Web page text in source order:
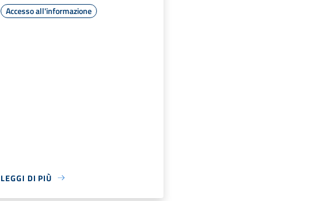
Accesso all'informazione
LEGGI DI PIÙ